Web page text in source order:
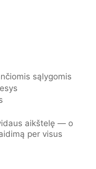
sąlygomis
aikštelę — o
per visus